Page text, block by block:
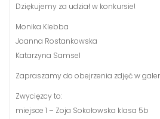
Dziękujemy za udział w konkursie!
Monika Klebba
Joanna Rostankowska
Katarzyna Samsel
Zapraszamy do obejrzenia zdjęć w
Zwycięzcy to:
miejsce 1 – Zoja Sokołowska klasa 5b